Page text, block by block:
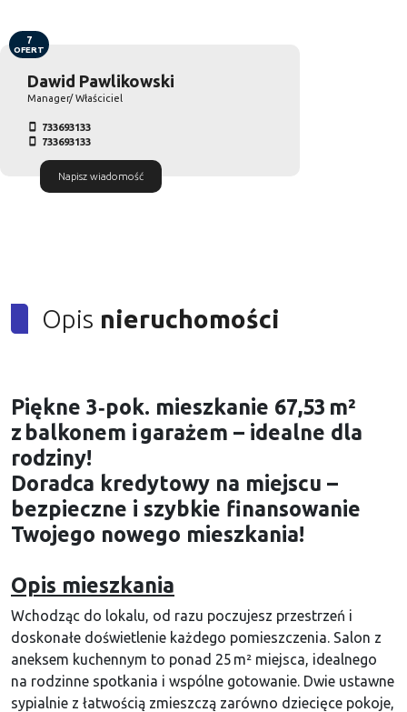
Dawid Pawlikowski
Manager/ Właściciel
733693133
733693133
Napisz wiadomość
7
OFERT
Opis nieruchomości
Piękne 3‑pok. mieszkanie 67,53 m²
z balkonem i garażem – idealne dla
rodziny!
Doradca kredytowy na miejscu –
bezpieczne i szybkie finansowanie
Twojego nowego mieszkania!
Opis mieszkania
Wchodząc do lokalu, od razu poczujesz przestrzeń i
doskonałe doświetlenie każdego pomieszczenia. Salon z
aneksem kuchennym to ponad 25 m² miejsca, idealnego
na rodzinne spotkania i wspólne gotowanie. Dwie ustawne
sypialnie z łatwością zmieszczą zarówno dziecięce pokoje,